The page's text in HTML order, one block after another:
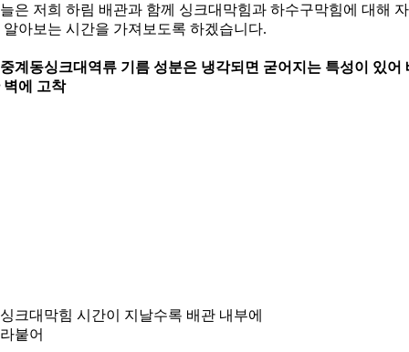
은 저희 하림 배관과 함께 싱크대막힘과 하수구막힘에 대해
알아보는 시간을 가져보도록 하겠습니다.
계동싱크대역류 기름 성분은 냉각되면 굳어지는 특성이 있어
벽에 고착
크대막힘 시간이 지날수록 배관 내부에
붙어